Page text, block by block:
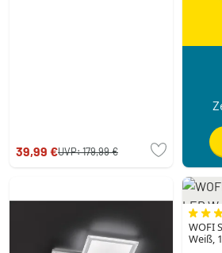
39,99 €UVP:179,99 €
WOFI
Weiß,